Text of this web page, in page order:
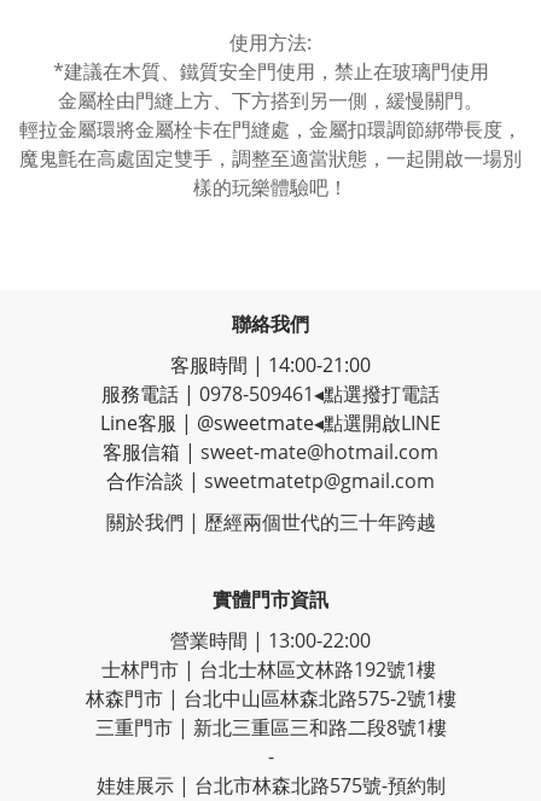
使用方法:
*建議在木質、鐵質安全門使用，禁止在玻璃門使用
金屬栓由門縫上方、下方搭到另一側，緩慢關門。
輕拉金屬環將金屬栓卡在門縫處，金屬扣環調節綁帶長度，
魔鬼氈在高處固定雙手，調整至適當狀態，一起開啟一場別
樣的玩樂體驗吧！
聯絡我們
客服時間 | 14:00-21:00
服務電話 | 0978-509461◂點選撥打電話
Line客服 | @sweetmate◂點選開啟LINE
客服信箱 | sweet-mate@hotmail.com
合作洽談 | sweetmatetp@gmail.com
關於我們 | 歷經兩個世代的三十年跨越
實體門市資訊
營業時間 | 13:00-22:00
士林門市 | 台北士林區文林路192號1樓
林森門市 | 台北中山區林森北路575-2號1樓
三重門市 | 新北三重區三和路二段8號1樓
-
娃娃展示 | 台北市林森北路575號-預約制